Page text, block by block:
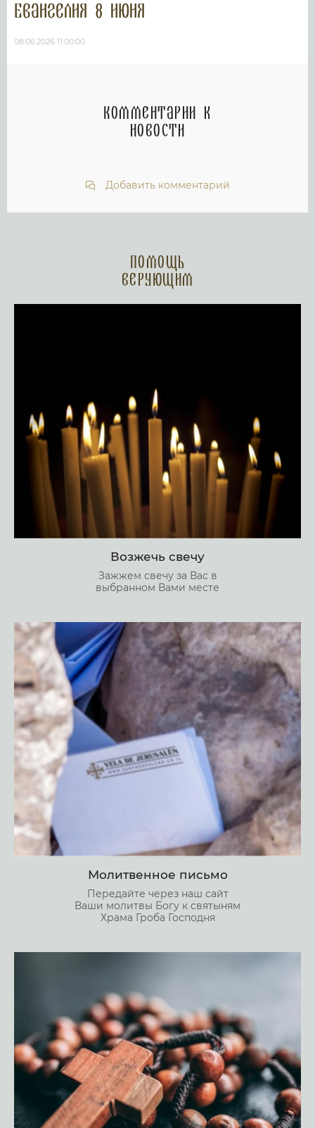
Евангелия 8 июня
08.06.2026 11:00:00
Комментарии к
новости
Добавить комментарий
Помощь
верующим
Возжечь свечу
Зажжем свечу за Вас в
выбранном Вами месте
Молитвенное письмо
Передайте через наш сайт
Ваши молитвы Богу к святыням
Храма Гроба Господня